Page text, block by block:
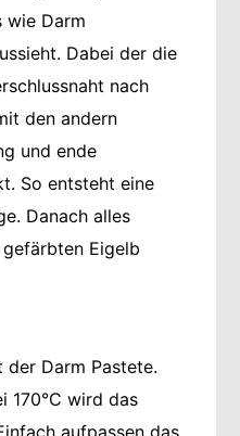
wie Darm
Dabei der die
nach
den andern
und ende
So entsteht eine
Danach alles
Eigelb
Darm Pastete.
170°C wird das